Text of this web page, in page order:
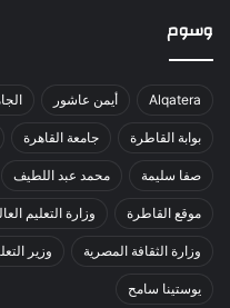
وسوم
Alqatera أيمن عاشور
بوابة القاطرة جامعة القاهرة
صفا سليمة محمد عبد اللطيف
موقع القاطرة وزارة التعليم
وزارة الثقافة المصرية وزير
يوستينا سامح